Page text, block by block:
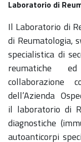
Laboratorio di
Il Laboratorio di
di Reumatologia,
specialistica di
reumatiche
collaborazione
dell’Azienda
il laboratorio di
diagnostiche
autoanticorpi